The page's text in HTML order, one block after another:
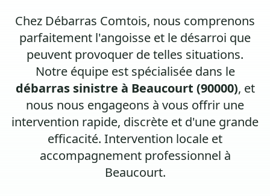
Chez Débarras Comtois, nous comprenons
parfaitement l'angoisse et le désarroi que
peuvent provoquer de telles situations.
Notre équipe est spécialisée dans le
débarras sinistre à Beaucourt (90000), et
nous nous engageons à vous offrir une
intervention rapide, discrète et d'une grande
efficacité. Intervention locale et
accompagnement professionnel à
Beaucourt.